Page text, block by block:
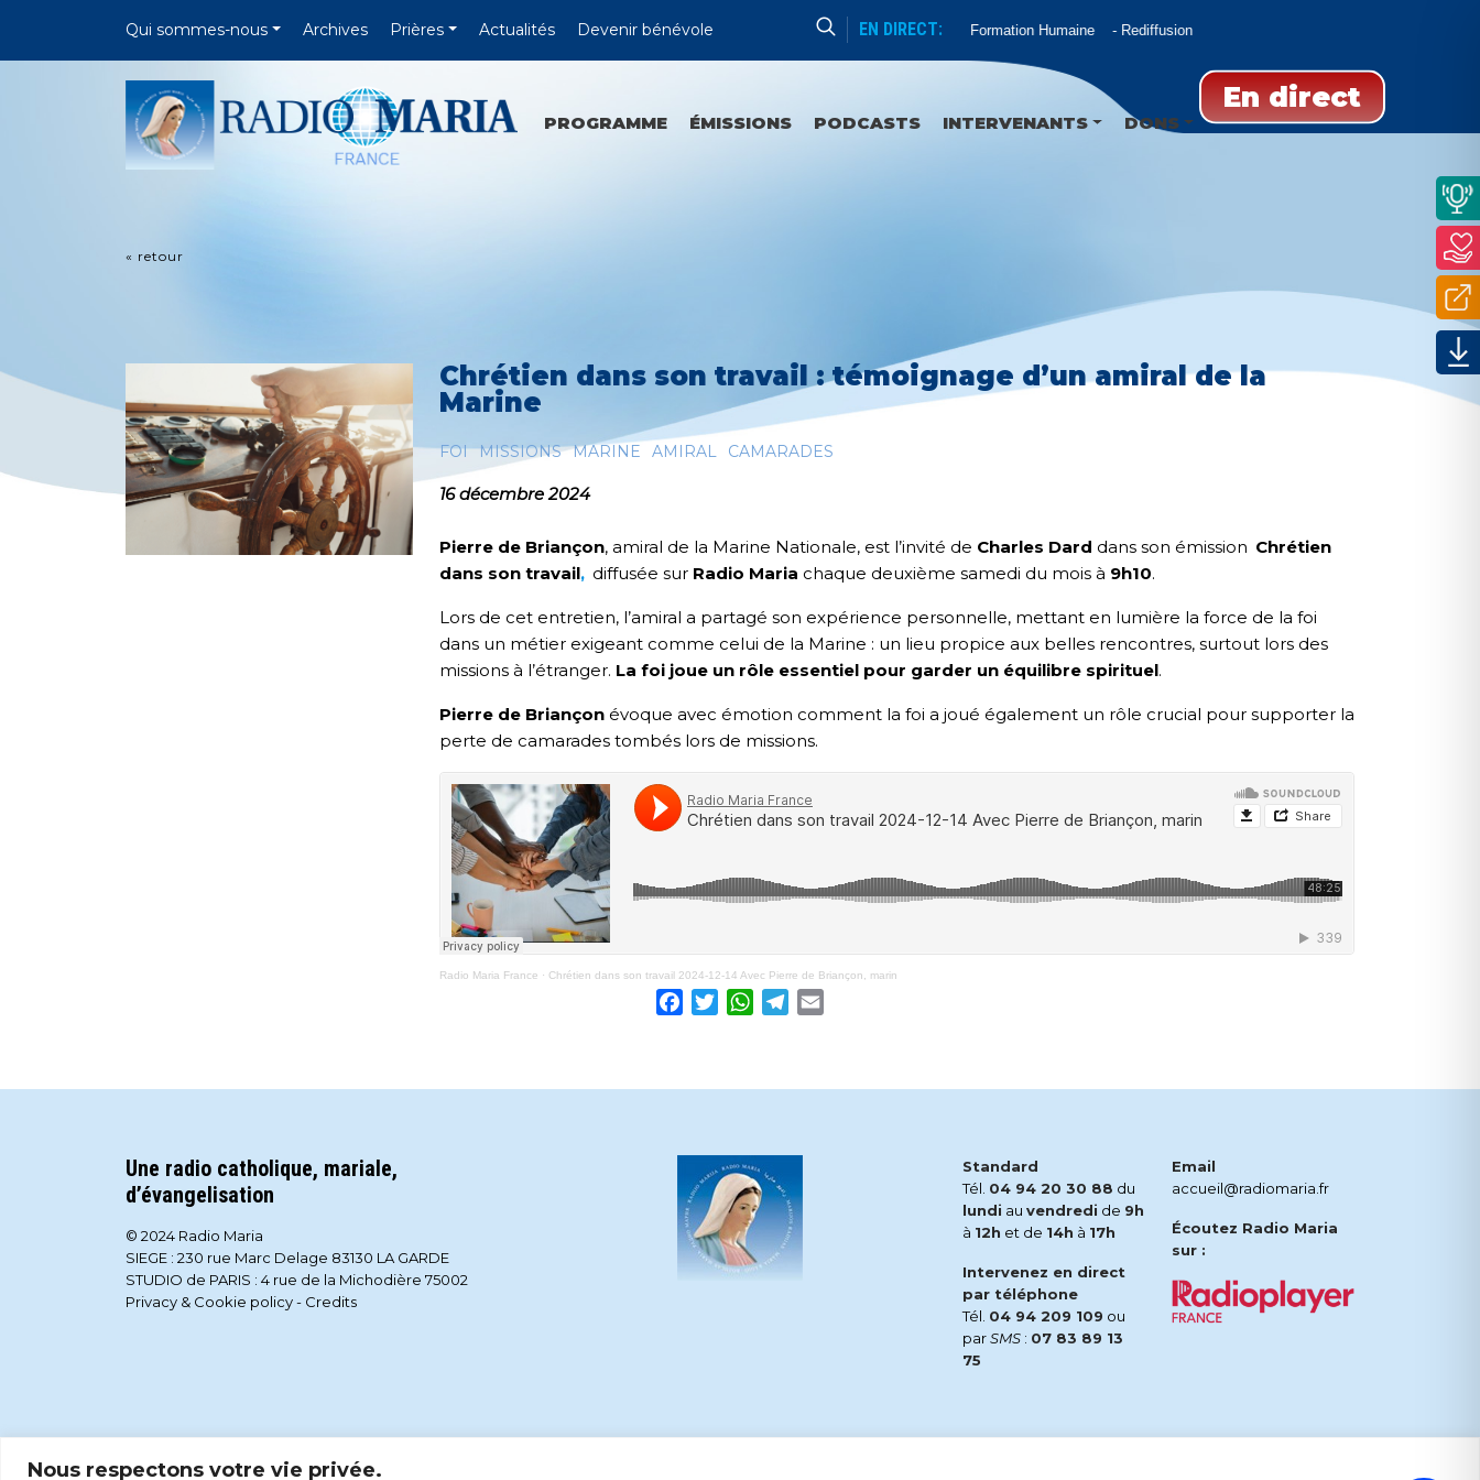
Nous respectons votre vie privée.
Qui sommes-nous Archives Prières Actualités Devenir bénévole EN DIRECT: Formation Humaine Rediffusion
En direct
PROGRAMME ÉMISSIONS PODCASTS INTERVENANTS DONS
« retour
Chrétien dans son travail : témoignage d’un amiral de la
Marine
FOI MISSIONS MARINE AMIRAL CAMARADES
16 décembre 2024
Pierre de Briançon, amiral de la Marine Nationale, est l’invité de Charles Dard dans son émission Chrétien
dans son travail, diffusée sur Radio Maria chaque deuxième samedi du mois à 9h10.
Lors de cet entretien, l’amiral a partagé son expérience personnelle, mettant en lumière la force de la foi
dans un métier exigeant comme celui de la Marine : un lieu propice aux belles rencontres, surtout lors des
missions à l’étranger. La foi joue un rôle essentiel pour garder un équilibre spirituel.
Pierre de Briançon évoque avec émotion comment la foi a joué également un rôle crucial pour supporter la
perte de camarades tombés lors de missions.
Radio Maria France · Chrétien dans son travail 2024-12-14 Avec Pierre de Briançon, marin
Facebook
TwitterWhatsApp
Telegram
Une radio catholique, mariale,
d’évangelisation
© 2024 Radio Maria
SIEGE : 230 rue Marc Delage 83130 LA GARDE
STUDIO de PARIS : 4 rue de la Michodière 75002
Privacy & Cookie policy- Credits
Standard
Tél. 04 94 20 30 88 du
lundi au vendredi de 9h
à 12h et de 14h à 17h
Intervenez en direct
par téléphone
Tél. 04 94 209 109 ou
parSMS : 07 83 89 13
75
Email
accueil@radiomaria.fr
Écoutez Radio Maria
sur :